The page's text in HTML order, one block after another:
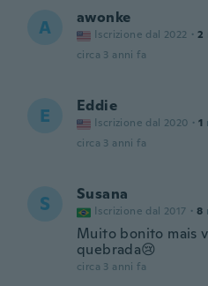
A awonke
Iscrizione dal 2022 · 2
circa 3 anni fa
E Eddie
Iscrizione dal 2020 · 1
circa 3 anni fa
S Susana
Iscrizione dal 2017 · 8
Muito bonito mais
quebrada😢
circa 3 anni fa